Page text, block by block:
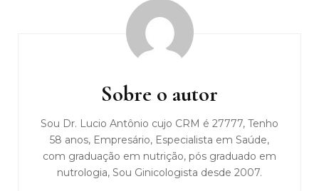
Sobre o autor
Sou Dr. Lucio Antônio cujo CRM é 27777, Tenho
58 anos, Empresário, Especialista em Saúde,
com graduação em nutrição, pós graduado em
nutrologia, Sou Ginicologista desde 2007.